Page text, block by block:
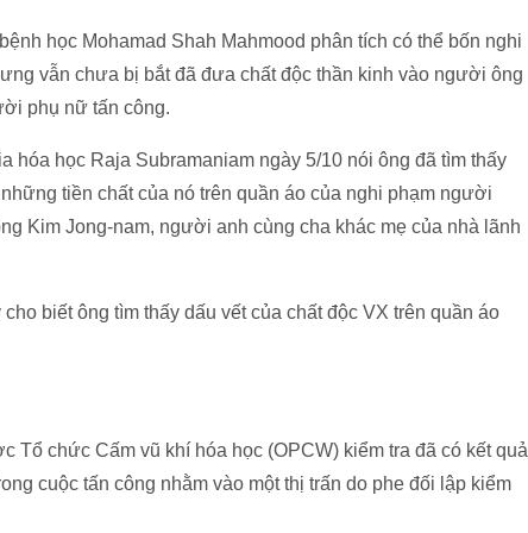
học Mohamad Shah Mahmood phân tích có thể bốn nghi
vẫn chưa bị bắt đã đưa chất độc thần kinh vào người ông
phụ nữ tấn công.
hóa học Raja Subramaniam ngày 5/10 nói ông đã tìm thấy
tiền chất của nó trên quần áo của nghi phạm người
Kim Jong-nam, người anh cùng cha khác mẹ của nhà lãnh
biết ông tìm thấy dấu vết của chất độc VX trên quần áo
Tổ chức Cấm vũ khí hóa học (OPCW) kiểm tra đã có kết quả
cuộc tấn công nhằm vào một thị trấn do phe đối lập kiểm